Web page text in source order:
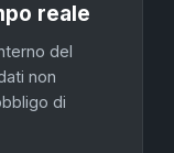
reale
del
non
di